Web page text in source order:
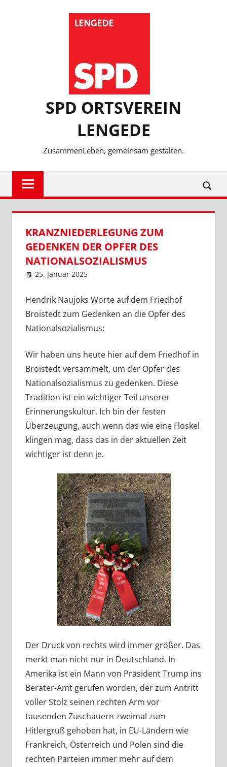
SPD ORTSVEREIN
LENGEDE
ZusammenLeben, gemeinsam gestalten.
KRANZNIEDERLEGUNG ZUM
GEDENKEN DER OPFER DES
NATIONALSOZIALISMUS
25. Januar 2025
Hendrik Naujoks Worte auf dem Friedhof
Broistedt zum Gedenken an die Opfer des
Nationalsozialismus:
Wir haben uns heute hier auf dem Friedhof in
Broistedt versammelt, um der Opfer des
Nationalsozialismus zu gedenken. Diese
Tradition ist ein wichtiger Teil unserer
Erinnerungskultur. Ich bin der festen
Überzeugung, auch wenn das wie eine Floskel
klingen mag, dass das in der aktuellen Zeit
wichtiger ist denn je.
Der Druck von rechts wird immer größer. Das
merkt man nicht nur in Deutschland. In
Amerika ist ein Mann von Präsident Trump ins
Berater-Amt gerufen worden, der zum Antritt
voller Stolz seinen rechten Arm vor
tausenden Zuschauern zweimal zum
Hitlergruß gehoben hat, in EU-Ländern wie
Frankreich, Österreich und Polen sind die
rechten Parteien immer mehr auf dem